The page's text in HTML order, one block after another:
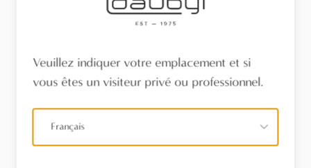
Stel een vraag
Entretien
Veuillez indiquer votre emplacement et si
vous êtes un visiteur privé ou professionnel.
Français